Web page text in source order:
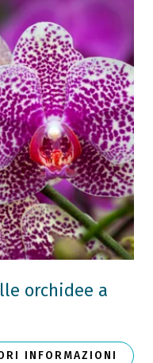
orchidee a
INFORMAZIONI